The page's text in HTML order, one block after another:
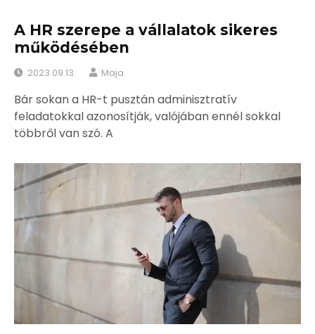
A HR szerepe a vállalatok sikeres
működésében
2023.09.13. Maja
Bár sokan a HR-t pusztán adminisztratív
feladatokkal azonosítják, valójában ennél sokkal
többről van szó. A